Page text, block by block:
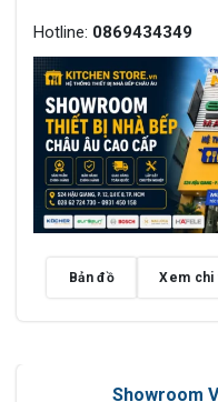
Hotline: 0869434349
Bản đồ Xem chi
Showroom